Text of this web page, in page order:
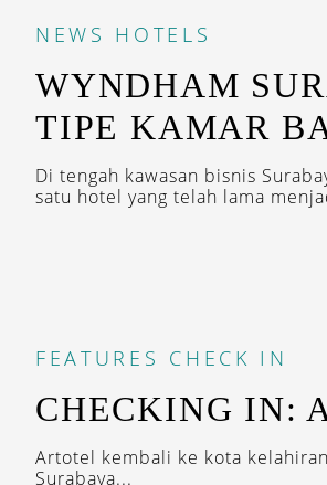
NEWS HOTELS
WYNDHAM
TIPE KAMAR
Di tengah kawasan bisnis
satu hotel yang telah lama
FEATURES CHECK IN
CHECKING IN:
Artotel kembali ke kota
Surabaya...